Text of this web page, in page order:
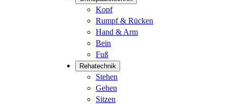
Kopf
Rumpf & Rücken
Hand & Arm
Bein
Fuß
Rehatechnik
Stehen
Gehen
Sitzen